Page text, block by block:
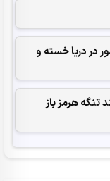
پس از 8 ماه حضور در دریا خسته و
تنگه هرمز باز